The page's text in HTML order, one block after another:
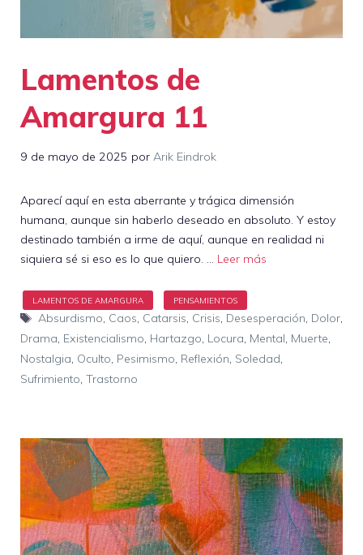
Lamentos de
Amargura 11
9 de mayo de 2025 por Arik Eindrok
Aparecí aquí en esta aberrante y trágica dimensión
humana, aunque sin haberlo deseado en absoluto. Y estoy
destinado también a irme de aquí, aunque en realidad ni
siquiera sé si eso es lo que quiero. … Leer más
Etiquetas
Absurdismo, Caos, Catarsis, Crisis, Desesperación, Dolor,
Drama, Existencialismo, Hartazgo, Locura, Mental, Muerte,
Nostalgia, Oculto, Pesimismo, Reflexión, Soledad,
Sufrimiento, Trastorno